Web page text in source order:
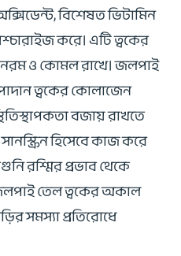
বিশেষত ভিটামিন
করে। এটি ত্বকের
ও কোমল রাখে। জলপাই
ত্বকের কোলাজেন
বজায় রাখতে
হিসেবে কাজ করে
রশ্মির প্রভাব থেকে
তেল ত্বকের অকাল
সমস্যা প্রতিরোধে